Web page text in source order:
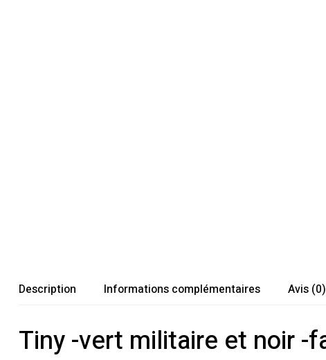
Description Informations complémentaires Avis (0)
Tiny -vert militaire et noir -